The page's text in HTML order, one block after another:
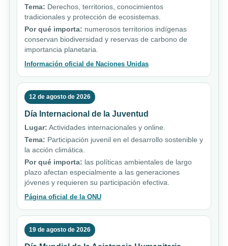
Tema: Derechos, territorios, conocimientos
tradicionales y protección de ecosistemas.
Por qué importa: numerosos territorios indígenas
conservan biodiversidad y reservas de carbono de
importancia planetaria.
Información oficial de Naciones Unidas
12 de agosto de 2026
Día Internacional de la Juventud
Lugar: Actividades internacionales y online.
Tema: Participación juvenil en el desarrollo sostenible y
la acción climática.
Por qué importa: las políticas ambientales de largo
plazo afectan especialmente a las generaciones
jóvenes y requieren su participación efectiva.
Página oficial de la ONU
19 de agosto de 2026